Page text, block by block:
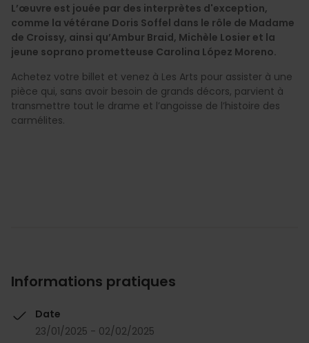
L’œuvre est jouée par des interprètes d'exception,
comme la vétérane Doris Soffel dans le rôle de Madame
de Croissy, ainsi qu’Ambur Braid, Michèle Losier et la
jeune soprano prometteuse Carolina López Moreno.
Achetez votre billet et venez à Les Arts pour assister à une
pièce qui, sans avoir besoin de grands décors, parvient à
transmettre tout le drame et l’angoisse de l’histoire des
carmélites.
Informations pratiques
Date
23/01/2025 - 02/02/2025